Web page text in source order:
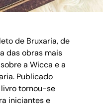
de Bruxaria, de
das obras mais
a Wicca e a
Publicado
livro tornou-se
iniciantes e